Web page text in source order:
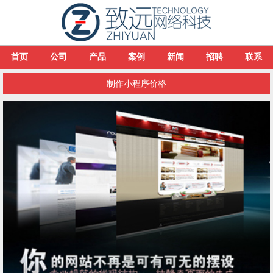
首页 公司 产品 案例 新闻 招聘 联系
制作小程序价格